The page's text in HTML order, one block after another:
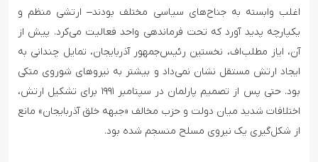
اغلب وابسته به جناح‌های سیاسی مختلف بودند– ارتشی منظم و
یکپارچه پدید آورد که تحت فرماندهی واحد فعالیت می‌کرد. پیش از
آن، ایاز مطلب‌اف، نخستین رئیس‌جمهور آذربایجان، تمایل چندانی به
ایجاد ارتش مستقل نشان نمی‌داد و بیشتر به نیروهای شوروی متکی
بود. حتی پس از تصمیم پارلمان در سپتامبر ۱۹۹۱ برای تشکیل ارتش،
اختلافات شدید میان دولت و حزب مخالف «جبهه خلق آذربایجان» مانع
از شکل‌گیری یک نیروی مسلح منسجم شده بود.